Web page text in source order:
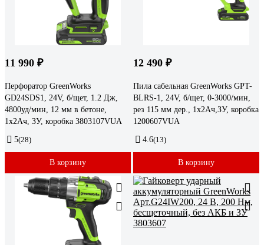
11 990 ₽
Перфоратор GreenWorks
GD24SDS1, 24V, б/щет, 1.2 Дж,
4800уд/мин, 12 мм в бетоне,
1x2Ач, ЗУ, коробка 3803107VUA
5(28)
В корзину
12 490 ₽
Пила сабельная GreenWorks GPT-
BLRS-1, 24V, б/щет, 0-3000/мин,
рез 115 мм дер., 1x2Ач,ЗУ, коробка
1200607VUA
4.6(13)
В корзину